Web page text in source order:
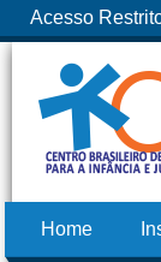
Acesso
Home